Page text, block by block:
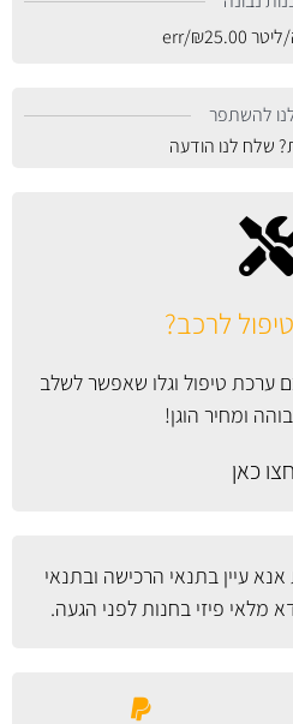
לרכב?
ערכת טיפול וגלו שאפשר לשלב
ומחיר הוגן!
כאן
עייןבתנאי הרכישה ובתנאי
מלאי פיזי בחנות לפני הגעה.
ליטר
₪25.00
/err
להשתפר
שלח לנו הודעה